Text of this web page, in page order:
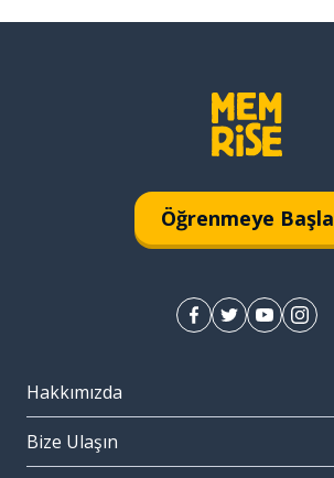
Öğrenmeye Başla
Hakkımızda
Bize Ulaşın